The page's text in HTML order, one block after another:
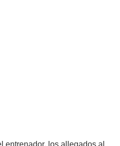
entrenador, los allegados al